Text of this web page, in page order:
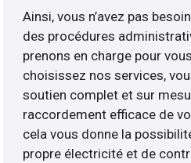
Ainsi, vous n’avez pas
des procédures
prenons en charge pour
choisissez nos services,
soutien complet et sur
raccordement efficace de
cela vous donne la
propre électricité et de